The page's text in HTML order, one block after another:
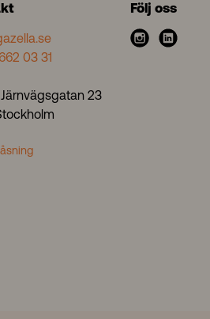
03 31
23
Följ oss
i
l